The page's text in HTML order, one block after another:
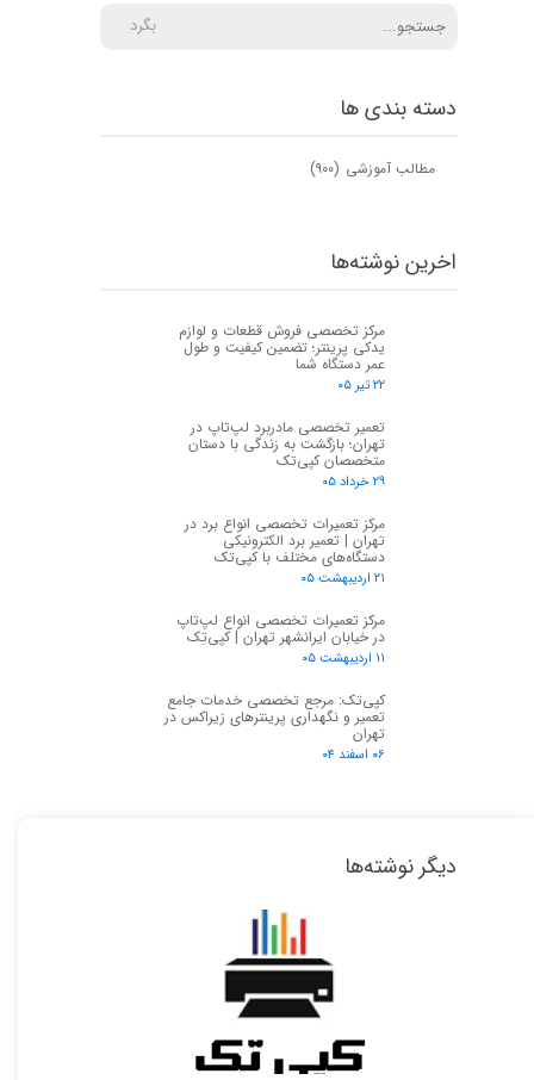
دسته بندی ها
مطالب آموزشی (۹۰۰)
بگرد
اخرین نوشته‌ها
مرکز تخصصی فروش قطعات و لوازم
یدکی پرینتر؛ تضمین کیفیت و طول
عمر دستگاه شما
۲۲ تیر ۰۵
تعمیر تخصصی مادربرد لپ‌تاپ در
تهران؛ بازگشت به زندگی با دستان
متخصصان کپی‌تک
۲۹ خرداد ۰۵
مرکز تعمیرات تخصصی انواع برد در
تهران | تعمیر برد الکترونیکی
دستگاه‌های مختلف با کپی‌تک
۲۱ اردیبهشت ۰۵
مرکز تعمیرات تخصصی انواع لپ‌تاپ
در خیابان ایرانشهر تهران | کپی‌تِک
۱۱ اردیبهشت ۰۵
کپی‌تک: مرجع تخصصی خدمات جامع
تعمیر و نگهداری پرینترهای زیراکس در
تهران
۰۶ اسفند ۰۴
دیگر نوشته‌ها